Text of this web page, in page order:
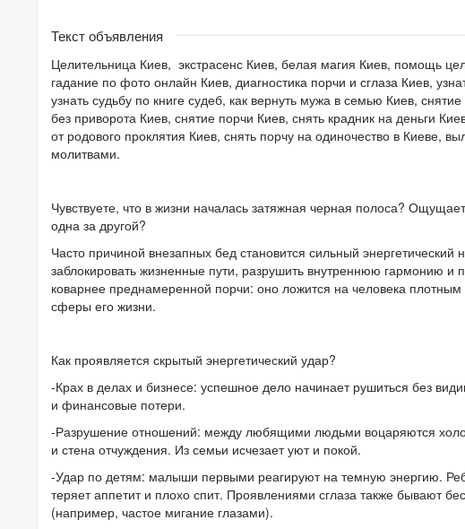
Текст объявления
Целительница Киев, экстрасенс Киев, белая магия Киев, помощь
гадание по фото онлайн Киев, диагностика порчи и сглаза Киев,
узнать судьбу по книге судеб, как вернуть мужа в семью Киев,
без приворота Киев, снятие порчи Киев, снять крадник на деньги
от родового проклятия Киев, снять порчу на одиночество в Киеве,
молитвами.
Чувствуете, что в жизни началась затяжная черная полоса?
одна за другой?
Часто причиной внезапных бед становится сильный
заблокировать жизненные пути, разрушить внутреннюю гармонию и
коварнее преднамеренной порчи: оно ложится на человека
сферы его жизни.
Как проявляется скрытый энергетический удар?
-Крах в делах и бизнесе: успешное дело начинает рушиться без
и финансовые потери.
-Разрушение отношений: между любящими людьми воцаряются
и стена отчуждения. Из семьи исчезает уют и покой.
-Удар по детям: малыши первыми реагируют на темную энергию.
теряет аппетит и плохо спит. Проявлениями сглаза также бывают
(например, частое мигание глазами).